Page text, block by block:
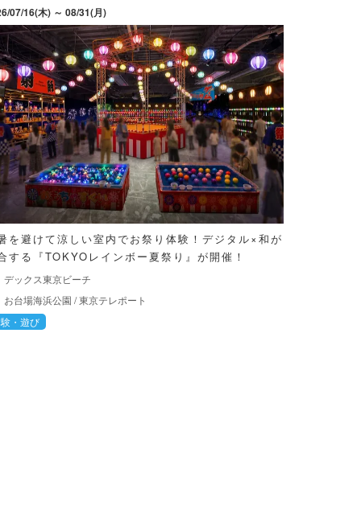
07/16(木) ～ 08/31(月)
を避けて涼しい室内でお祭り体験！デジタル×和が
する『TOKYOレインボー夏祭り』が開催！
デックス東京ビーチ
お台場海浜公園 /東京テレポート
・遊び